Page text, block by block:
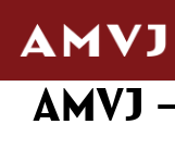
Club
AMVJ